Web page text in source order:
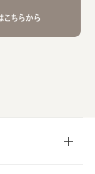
こちらから